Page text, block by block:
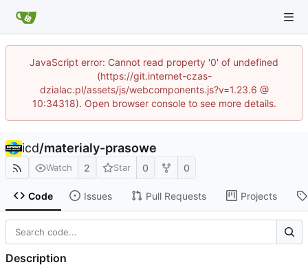
JavaScript error: Cannot read property '0' of undefined
(https://git.internet-czas-
dzialac.pl/assets/js/webcomponents.js?v=1.23.6 @
10:34318). Open browser console to see more details.
icd/materialy-prasowe
Watch 2 Star 0 0
Code Issues Pull Requests Projects
Description